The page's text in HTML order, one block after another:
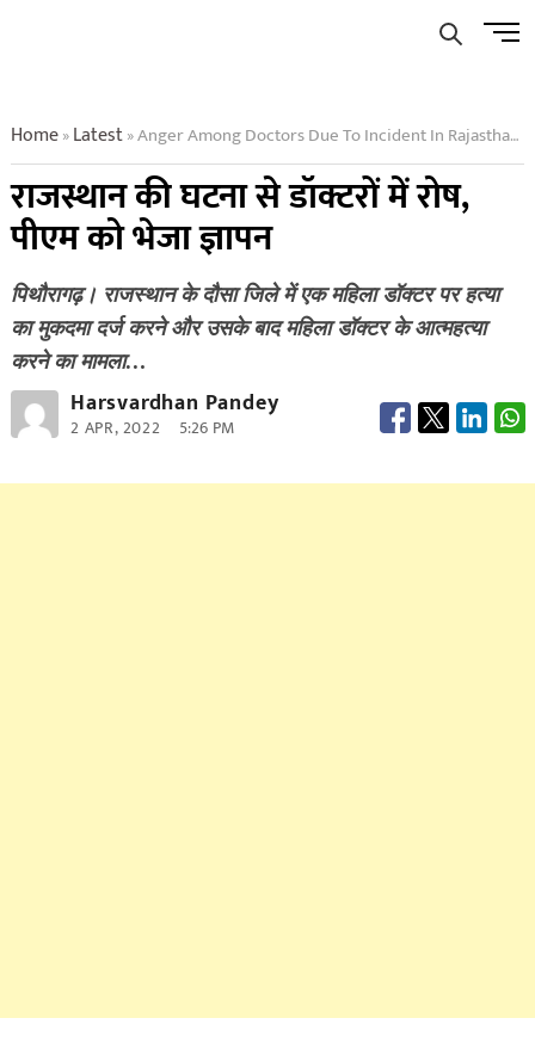
Menu
Home»Latest»Anger Among Doctors Due To Incident In Rajasthan Memorandum Sent To Pm
राजस्थान की घटना से डॉक्टरों में रोष,
पीएम को भेजा ज्ञापन
पिथौरागढ़। राजस्थान के दौसा जिले में एक महिला डॉक्टर पर हत्या
का मुकदमा दर्ज करने और उसके बाद महिला डॉक्टर के आत्महत्या
करने का मामला…
Harsvardhan Pandey
2 APR, 2022 5:26 PM